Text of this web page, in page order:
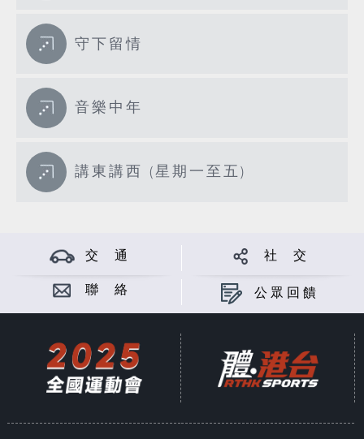
守下留情
音樂中年
講東講西 (星期一至五)
交 通 社 交
聯 絡 公眾回饋